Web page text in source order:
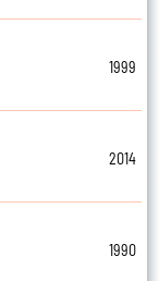
1999
2014
1990